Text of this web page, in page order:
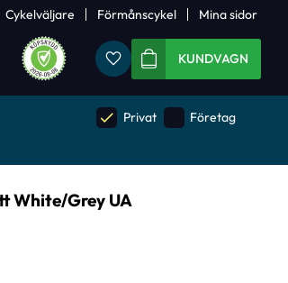
Cykelväljare Förmånscykel Mina sidor
FavoriterKUNDVAGN
done Privat Företag
White/Grey UA